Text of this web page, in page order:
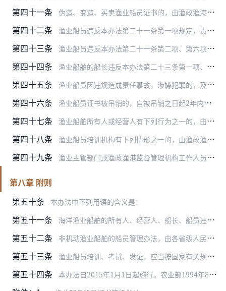
第四十一条 伪造、变造、买卖渔业船员证书的，由渔政渔港监督管理机构收缴有关证书，处2万元以上10万元以下罚款，有违法所得的，还应当没收违法所得。
第四十二条 渔业船员违反本办法第二十一条第一项规定，责令改正，可以处2000元以下罚款。
第四十三条 渔业船员违反本办法第二十一条第二项、第六项、第七项、第八项和第二十二条规定的，处1000元以上1万元以下罚款；情节严重的，并处暂扣渔业船员证书6个月以上2年以下…
第四十四条 渔业船舶的船长违反本办法第二十三条第一项、第二项、第五项、第七项、第十项规定的，由渔政渔港监督管理机构处2000元以上2万元以下罚款；情节严重的，并处暂扣渔业船…
第四十五条 渔业船员因违规造成责任事故，涉嫌犯罪的，及时将案件移送司法机关，依法追究刑事责任。
第四十六条 渔业船员证书被吊销的，自被吊销之日起2年内，不得申请渔业船员证书。
第四十七条 渔业船舶所有人或经营人有下列行为之一的，由渔政渔港监督管理机构责令改正，处3万元以上15万元以下罚款：
第四十八条 渔业船员培训机构有下列情形之一的，由渔政渔港监督管理机构责令改正，并按以下规定处罚：
第四十九条 渔业主管部门或渔政渔港监督管理机构工作人员有下列情形之一的，依法给予处分：
第八章 附则
第五十条
本办法中下列用语的含义是：
第五十一条 海洋渔业船舶的所有人、经营人、船长、船员违反《中华人民共和国海上交通安全法》相关规定的处罚，按《中华人民共和国海上交通安全法》执行。
第五十二条 非机动渔业船舶的船员管理办法，由各省级人民政府渔业主管部门根据本地实际情况制定。
第五十三条 渔业船员培训、考试、发证，应当按国家有关规定缴纳相关费用。
第五十四条 本办法自2015年1月1日起施行。农业部1994年8月18日公布的《内河渔业船舶船员考试发证规则》、1998年3月2日公布的《中华人民共和国渔业船舶普通船员专业…